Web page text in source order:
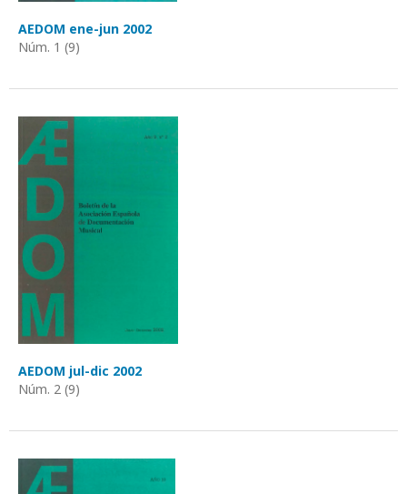
AEDOM ene-jun 2002
Núm. 1 (9)
AEDOM jul-dic 2002
Núm. 2 (9)